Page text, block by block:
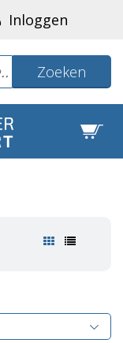
Inloggen
Zoeken